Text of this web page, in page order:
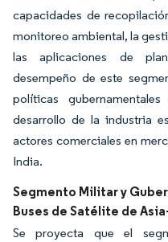
capacidades de
monitoreo ambiental, la
las aplicaciones de
desempeño de este
políticas
desarrollo de la industria
actores comerciales en
India.
Segmento Militar y
Buses de Satélite de
Se proyecta que el